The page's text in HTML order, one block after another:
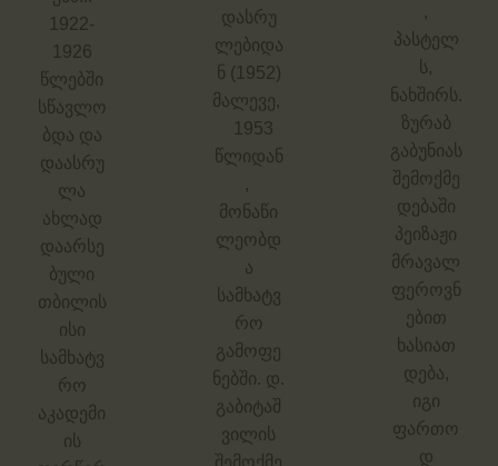
1922-
1926
წლებში
სწავლო
ბდა და
დაასრუ
ლა
ახლად
დაარსე
ბული
თბილის
ისი
სამხატვ
რო
აკადემი
ის
დასრუ
ლებიდა
ნ (1952)
მალევე,
1953
წლიდან
,
მონაწი
ლეობდ
ა
სამხატვ
რო
გამოფე
ნებში. დ.
გაბიტაშ
ვილის
შემოქმე
,
პასტელ
ს,
ნახშირს.
ზურაბ
გაბუნიას
შემოქმე
დებაში
პეიზაჟი
მრავალ
ფეროვნ
ებით
ხასიათ
დება,
იგი
ფართო
დ